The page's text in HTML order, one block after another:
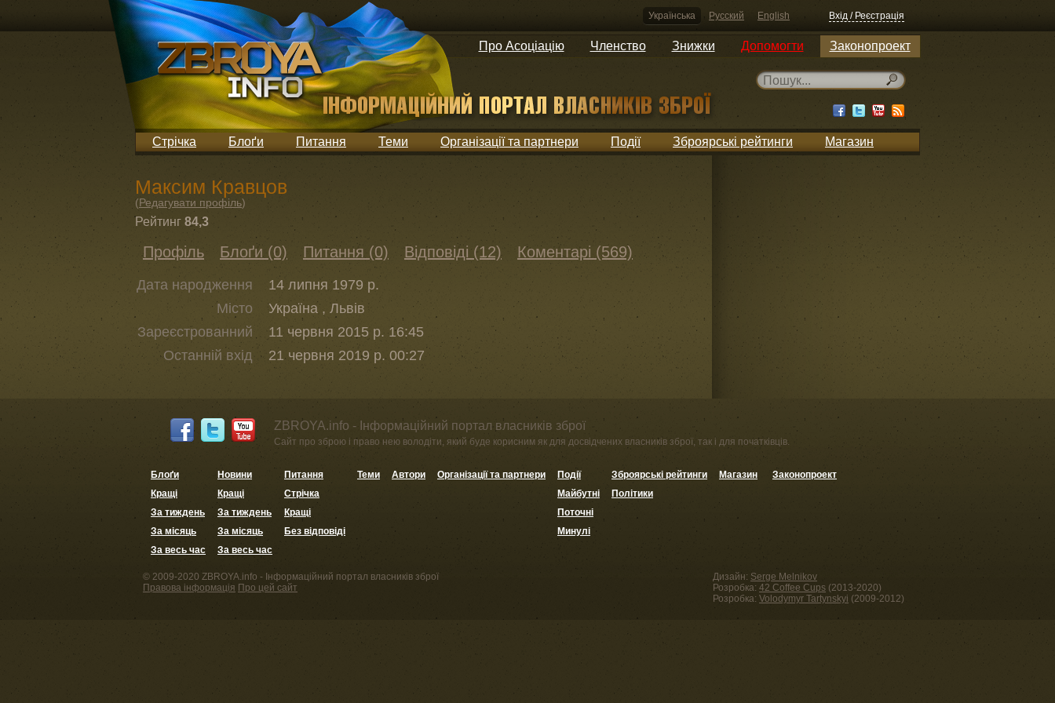
Українська Русский English Вхід / Реєстрація
Про Асоціацію Членство Знижки Допомогти Законопроект
Стрічка Блоґи Питання Теми Організації та партнери Події Зброярські рейтинги Магазин
Максим Кравцов
(Редагувати профіль)
Рейтинг 84,3
Профіль Блоґи (0) Питання (0) Відповіді (12) Коментарі (569)
Дата народження
14 липня 1979 р.
Місто
Україна , Львів
Зареєстрованний
11 червня 2015 р. 16:45
Останній вхід
21 червня 2019 р. 00:27
ZBROYA.info - Інформаційний портал власників зброї
Сайт про зброю і право нею володіти, який буде корисним як для досвідчених власників зброї, так і для початківців.
Блоґи
Кращі
За тиждень
За місяць
За весь час
Новини
Кращі
За тиждень
За місяць
За весь час
Питання
Стрічка
Кращі
Без відповіді
Теми Автори Організації та партнери
Події
Майбутні
Поточні
Минулі
Зброярські рейтинги
Політики
Магазин Законопроект
© 2009-2020 ZBROYA.info - Інформаційний портал власників зброї
Правова інформація Про цей сайт
Дизайн: Serge Melnikov
Розробка: 42 Coffee Cups (2013-2020)
Розробка: Volodymyr Tartynskyi (2009-2012)